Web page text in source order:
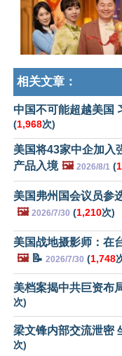
相关文章：
中国不可能超越美国
(1,968次)
美国将43家中企加入
产品入境 🖼️ 2026/8/1 (
美国弗州国会议员参
🖼️ 2026/7/30 (1,210次)
美国战地摄影师：在
🖼️📝 2026/7/30 (1,748
美档案揭中共巨资布
次)
梁文锋内部交流泄密
次)